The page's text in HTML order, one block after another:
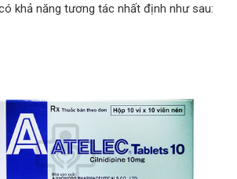
khả năng tương tác nhất định như sau: